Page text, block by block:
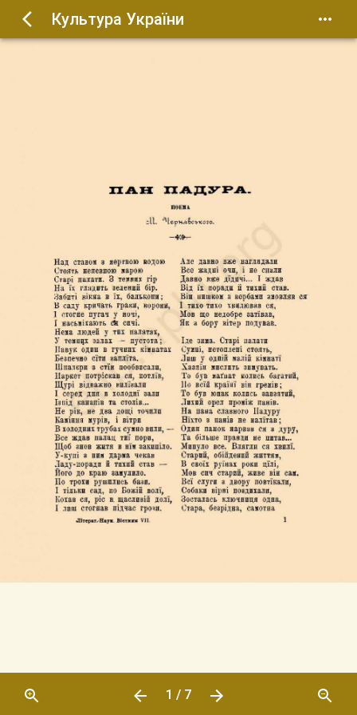
Культура України
1 / 7